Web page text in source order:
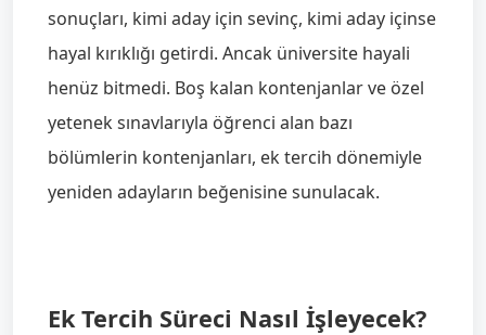
sonuçları, kimi aday için sevinç, kimi aday içinse
hayal kırıklığı getirdi. Ancak üniversite hayali
henüz bitmedi. Boş kalan kontenjanlar ve özel
yetenek sınavlarıyla öğrenci alan bazı
bölümlerin kontenjanları, ek tercih dönemiyle
yeniden adayların beğenisine sunulacak.
Ek Tercih Süreci Nasıl İşleyecek?